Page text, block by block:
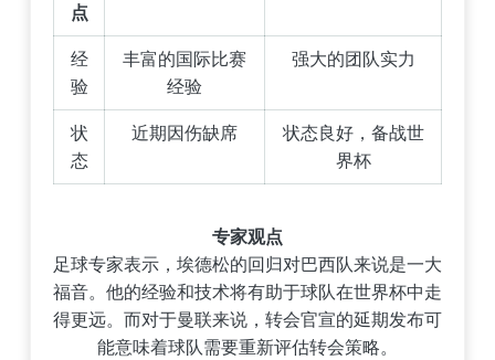
点
经
验
丰富的国际比赛
经验
强大的团队实力
状
态
近期因伤缺席
状态良好，备战世
界杯
专家观点
足球专家表示，埃德松的回归对巴西队来说是一大
福音。他的经验和技术将有助于球队在世界杯中走
得更远。而对于曼联来说，转会官宣的延期发布可
能意味着球队需要重新评估转会策略。